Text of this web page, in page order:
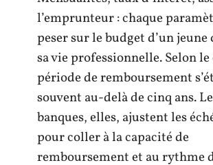
l’emprunteur : chaque
peser sur le budget d’un
sa vie professionnelle. Selon
période de remboursement
souvent au-delà de cinq ans.
banques, elles, ajustent les
pour coller à la capacité de
remboursement et au rythme